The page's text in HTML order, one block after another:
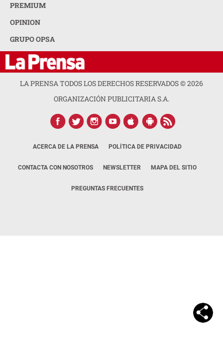
PREMIUM
OPINION
GRUPO OPSA
LA PRENSA TODOS LOS DERECHOS RESERVADOS ©2026
ORGANIZACIÓN PUBLICITARIA S.A.
ACERCA DE LA PRENSA POLÍTICA DE PRIVACIDAD
CONTACTA CON NOSOTROS NEWSLETTER MAPA DEL SITIO
PREGUNTAS FRECUENTES